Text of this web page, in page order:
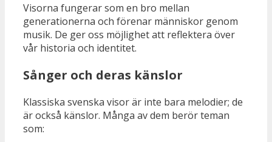
Visorna fungerar som en bro mellan
generationerna och förenar människor genom
musik. De ger oss möjlighet att reflektera över
vår historia och identitet.
Sånger och deras känslor
Klassiska svenska visor är inte bara melodier; de
är också känslor. Många av dem berör teman
som: